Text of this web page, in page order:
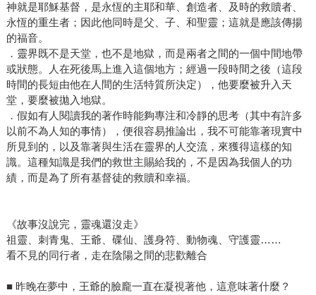
神就是耶穌基督，是永恆的主耶和華、創造者、及時的救贖者、
永恆的重生者；因此他同時是父、子、和聖靈；這就是應該傳揚
的福音。
．靈界既不是天堂，也不是地獄，而是兩者之間的一個中間地帶
或狀態。人在死後馬上進入這個地方；經過一段時間之後（這段
時間的長短由他在人間的生活特質所決定），他要麼被升入天
堂，要麼被拋入地獄。
．假如有人閱讀我的著作時能夠專注和冷靜的思考（其中有許多
以前不為人知的事情），便很容易推論出，我不可能靠著現實中
所見到的，以及靠著與生活在靈界的人交流，來獲得這樣的知
識。這種知識是我們的救世主賜給我的，不是因為我個人的功
績，而是為了所有基督徒的救贖和幸福。
《故事沒說完，靈魂還沒走》
祖靈、刺青鬼、王爺、碟仙、護身符、動物魂、守護靈……
看不見的同行者，走在陰陽之間的悲歡離合
■ 昨晚在夢中，王爺的臉龐一直在凝視著他，這意味著什麼？